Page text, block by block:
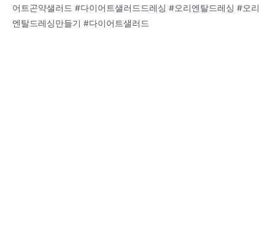
어트곤약샐러드 #다이어트샐러드드레싱 #오리엔탈드레싱 #오리
엔탈드레싱만들기 #다이어트샐러드